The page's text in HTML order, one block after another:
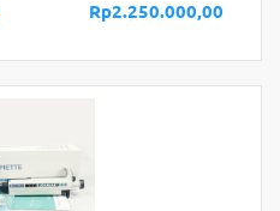
Rp2.250.000,00